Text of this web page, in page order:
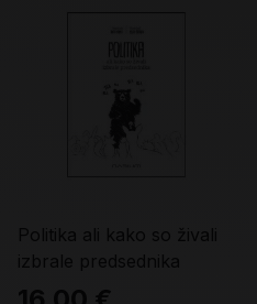
Politika ali kako so živali
izbrale predsednika